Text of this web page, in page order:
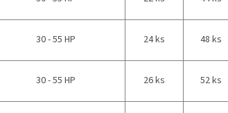
30 - 55 HP 24 ks 48 ks
30 - 55 HP 26 ks 52 ks